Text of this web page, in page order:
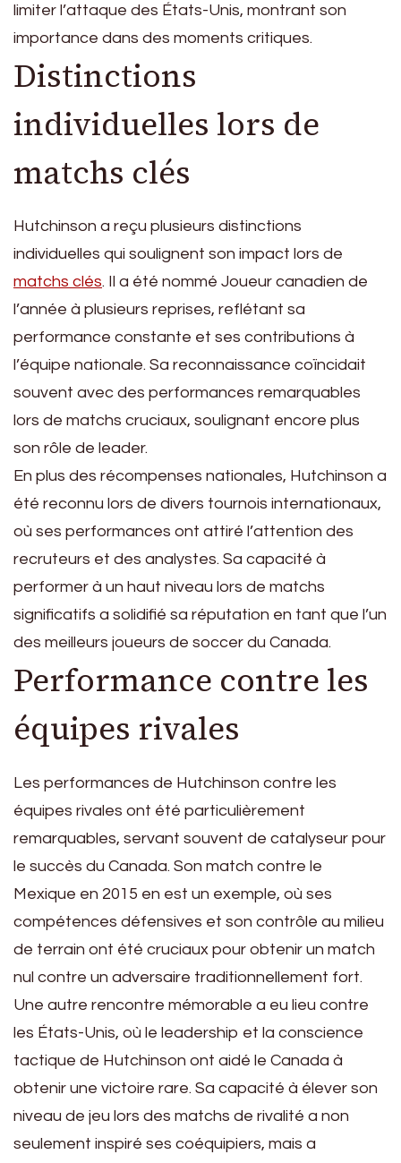
limiter l’attaque des États-Unis, montrant son
importance dans des moments critiques.
Distinctions
individuelles lors de
matchs clés
Hutchinson a reçu plusieurs distinctions
individuelles qui soulignent son impact lors de
matchs clés. Il a été nommé Joueur canadien de
l’année à plusieurs reprises, reflétant sa
performance constante et ses contributions à
l’équipe nationale. Sa reconnaissance coïncidait
souvent avec des performances remarquables
lors de matchs cruciaux, soulignant encore plus
son rôle de leader.
En plus des récompenses nationales, Hutchinson a
été reconnu lors de divers tournois internationaux,
où ses performances ont attiré l’attention des
recruteurs et des analystes. Sa capacité à
performer à un haut niveau lors de matchs
significatifs a solidifié sa réputation en tant que l’un
des meilleurs joueurs de soccer du Canada.
Performance contre les
équipes rivales
Les performances de Hutchinson contre les
équipes rivales ont été particulièrement
remarquables, servant souvent de catalyseur pour
le succès du Canada. Son match contre le
Mexique en 2015 en est un exemple, où ses
compétences défensives et son contrôle au milieu
de terrain ont été cruciaux pour obtenir un match
nul contre un adversaire traditionnellement fort.
Une autre rencontre mémorable a eu lieu contre
les États-Unis, où le leadership et la conscience
tactique de Hutchinson ont aidé le Canada à
obtenir une victoire rare. Sa capacité à élever son
niveau de jeu lors des matchs de rivalité a non
seulement inspiré ses coéquipiers, mais a